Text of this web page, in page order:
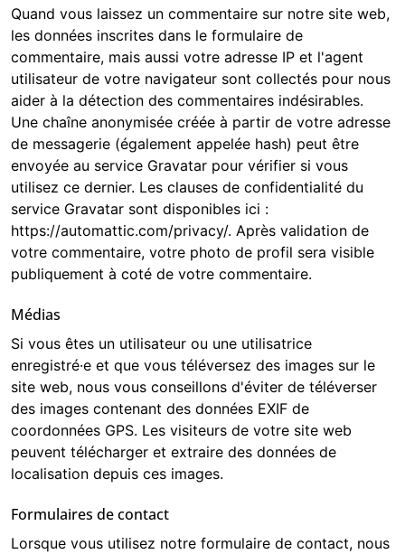
Quand vous laissez un commentaire sur notre site web,
les données inscrites dans le formulaire de
commentaire, mais aussi votre adresse IP et l'agent
utilisateur de votre navigateur sont collectés pour nous
aider à la détection des commentaires indésirables.
Une chaîne anonymisée créée à partir de votre adresse
de messagerie (également appelée hash) peut être
envoyée au service Gravatar pour vérifier si vous
utilisez ce dernier. Les clauses de confidentialité du
service Gravatar sont disponibles ici :
https://automattic.com/privacy/. Après validation de
votre commentaire, votre photo de profil sera visible
publiquement à coté de votre commentaire.
Médias
Si vous êtes un utilisateur ou une utilisatrice
enregistré·e et que vous téléversez des images sur le
site web, nous vous conseillons d'éviter de téléverser
des images contenant des données EXIF de
coordonnées GPS. Les visiteurs de votre site web
peuvent télécharger et extraire des données de
localisation depuis ces images.
Formulaires de contact
Lorsque vous utilisez notre formulaire de contact, nous